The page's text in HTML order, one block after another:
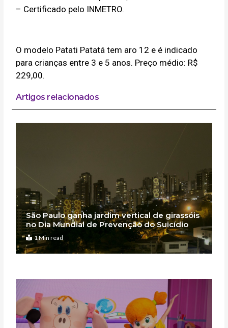
– Certificado pelo INMETRO.
O modelo Patati Patatá tem aro 12 e é indicado
para crianças entre 3 e 5 anos. Preço médio: R$
229,00.
Artigos relacionados
São Paulo ganha jardim vertical de girassóis
no Dia Mundial de Prevenção do Suicídio
1 Min read